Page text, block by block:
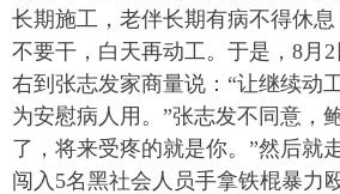
长期施工，老伴长期有病不得休
不要干，白天再动工。于是，8月
右到张志发家商量说：“让继续动
为安慰病人用。”张志发不同意，
了，将来受疼的就是你。”然后就
闯入5名黑社会人员手拿铁棍暴力